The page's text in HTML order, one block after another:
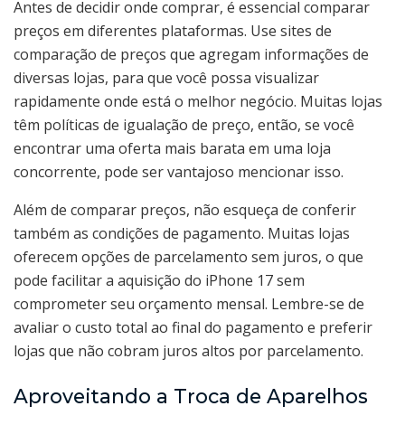
Antes de decidir onde comprar, é essencial comparar
preços em diferentes plataformas. Use sites de
comparação de preços que agregam informações de
diversas lojas, para que você possa visualizar
rapidamente onde está o melhor negócio. Muitas lojas
têm políticas de igualação de preço, então, se você
encontrar uma oferta mais barata em uma loja
concorrente, pode ser vantajoso mencionar isso.
Além de comparar preços, não esqueça de conferir
também as condições de pagamento. Muitas lojas
oferecem opções de parcelamento sem juros, o que
pode facilitar a aquisição do iPhone 17 sem
comprometer seu orçamento mensal. Lembre-se de
avaliar o custo total ao final do pagamento e preferir
lojas que não cobram juros altos por parcelamento.
Aproveitando a Troca de Aparelhos